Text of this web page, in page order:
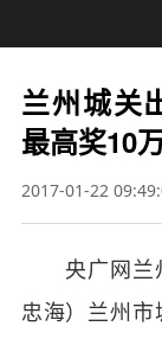
兰州城关
最高奖10
2017-01-22
央广网兰州
忠海）兰州